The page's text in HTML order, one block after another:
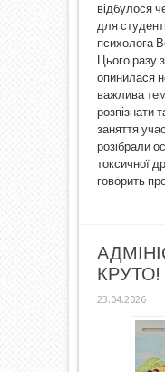
відбулося
для
психолога
Цього разу
опинилася
важлива
розпізнати
заняття
розібрали
токсичної
говорить
КРУТО!
23.04.2026